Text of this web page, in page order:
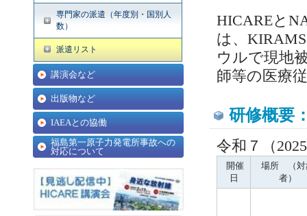
専門家の派遣（年度別・国別人
数）
派遣リスト
講演会など
出版物など
IAEAとの協働
福島第一原子力発電所事故への
対応について
HICAREと
は、
ウルで現地
師等の医療
研修概
令和７（
開催
日
場所 （対
者）